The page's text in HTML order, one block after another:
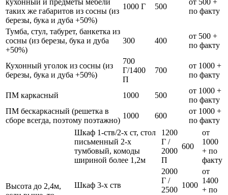
таких же габаритов из сосны (из
березы, бука и дуба +50%)
1000 Г 500
по факту
Тумба, стул, табурет, банкетка из
сосны (из березы, бука и дуба
+50%)
300 400
от 500 +
по факту
Кухонный уголок из сосны (из
березы, бука и дуба +50%)
700
Г/1400
П
700
от 1000 +
по факту
ПМ каркасный 1000 500
от 1000 +
по факту
ПМ бескаркасный (решетка в
сборе всегда, поэтому поэтажно)
1000 600
от 1000 +
по факту
Высота до 2,4м,
Шкаф 1-ств/2-х ст, стол
письменный 2-х
тумбовый, комоды
шириной более 1,2м
1200
Г /
2000
П
600
от
1000
+ по
факту
Шкаф 3-х ств
2000
Г /
2500
1000
от
1400
+ по